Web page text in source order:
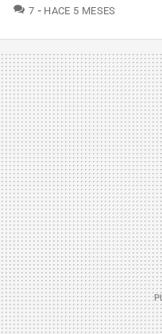
7 COMENTARIOS
HACE 5 MESES